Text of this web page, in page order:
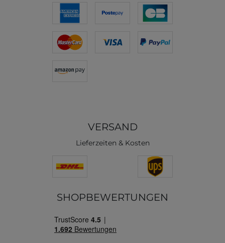
VERSAND
Lieferzeiten & Kosten
SHOPBEWERTUNGEN